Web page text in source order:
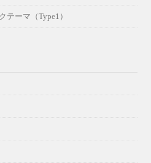
テーマ（Type1）